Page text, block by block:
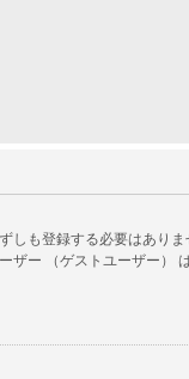
も登録する必要はあ
ー （ゲストユーザー